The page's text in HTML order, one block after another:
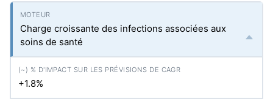
Charge croissante des infections associées aux
soins de santé
+1.8%